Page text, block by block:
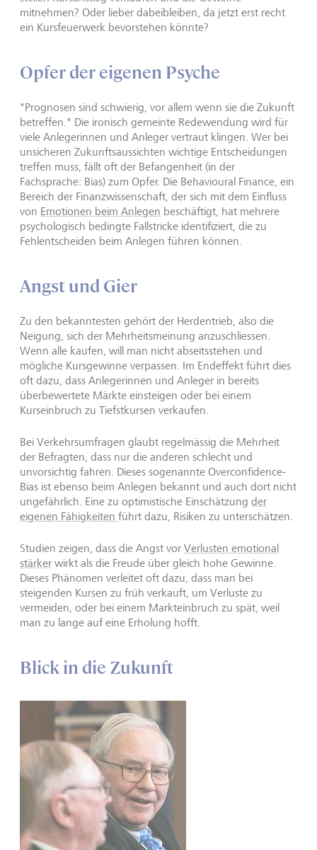
mitnehmen? Oder lieber dabeibleiben, da jetzt erst recht
ein Kursfeuerwerk bevorstehen könnte?
Opfer der eigenen Psyche
"Prognosen sind schwierig, vor allem wenn sie die Zukunft
betreffen." Die ironisch gemeinte Redewendung wird für
viele Anlegerinnen und Anleger vertraut klingen. Wer bei
unsicheren Zukunftsaussichten wichtige Entscheidungen
treffen muss, fällt oft der Befangenheit (in der
Fachsprache: Bias) zum Opfer. Die Behavioural Finance, ein
Bereich der Finanzwissenschaft, der sich mit dem Einfluss
von Emotionen beim Anlegen beschäftigt, hat mehrere
psychologisch bedingte Fallstricke identifiziert, die zu
Fehlentscheiden beim Anlegen führen können.
Angst und Gier
Zu den bekanntesten gehört der Herdentrieb, also die
Neigung, sich der Mehrheitsmeinung anzuschliessen.
Wenn alle kaufen, will man nicht abseitsstehen und
mögliche Kursgewinne verpassen. Im Endeffekt führt dies
oft dazu, dass Anlegerinnen und Anleger in bereits
überbewertete Märkte einsteigen oder bei einem
Kurseinbruch zu Tiefstkursen verkaufen.
Bei Verkehrsumfragen glaubt regelmässig die Mehrheit
der Befragten, dass nur die anderen schlecht und
unvorsichtig fahren. Dieses sogenannte Overconfidence-
Bias ist ebenso beim Anlegen bekannt und auch dort nicht
ungefährlich. Eine zu optimistische Einschätzung der
eigenen Fähigkeiten führt dazu, Risiken zu unterschätzen.
Studien zeigen, dass die Angst vor Verlusten emotional
stärker wirkt als die Freude über gleich hohe Gewinne.
Dieses Phänomen verleitet oft dazu, dass man bei
steigenden Kursen zu früh verkauft, um Verluste zu
vermeiden, oder bei einem Markteinbruch zu spät, weil
man zu lange auf eine Erholung hofft.
Blick in die Zukunft